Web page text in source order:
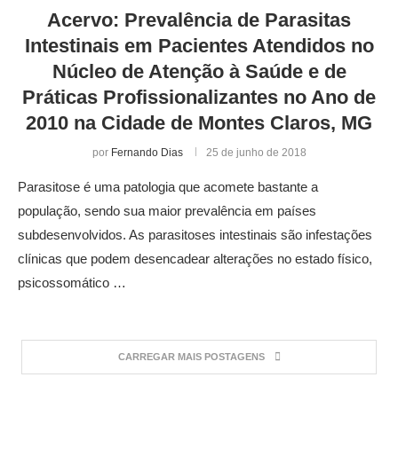
Acervo: Prevalência de Parasitas
Intestinais em Pacientes Atendidos no
Núcleo de Atenção à Saúde e de
Práticas Profissionalizantes no Ano de
2010 na Cidade de Montes Claros, MG
por Fernando Dias 25 de junho de 2018
Parasitose é uma patologia que acomete bastante a
população, sendo sua maior prevalência em países
subdesenvolvidos. As parasitoses intestinais são infestações
clínicas que podem desencadear alterações no estado físico,
psicossomático …
CARREGAR MAIS POSTAGENS